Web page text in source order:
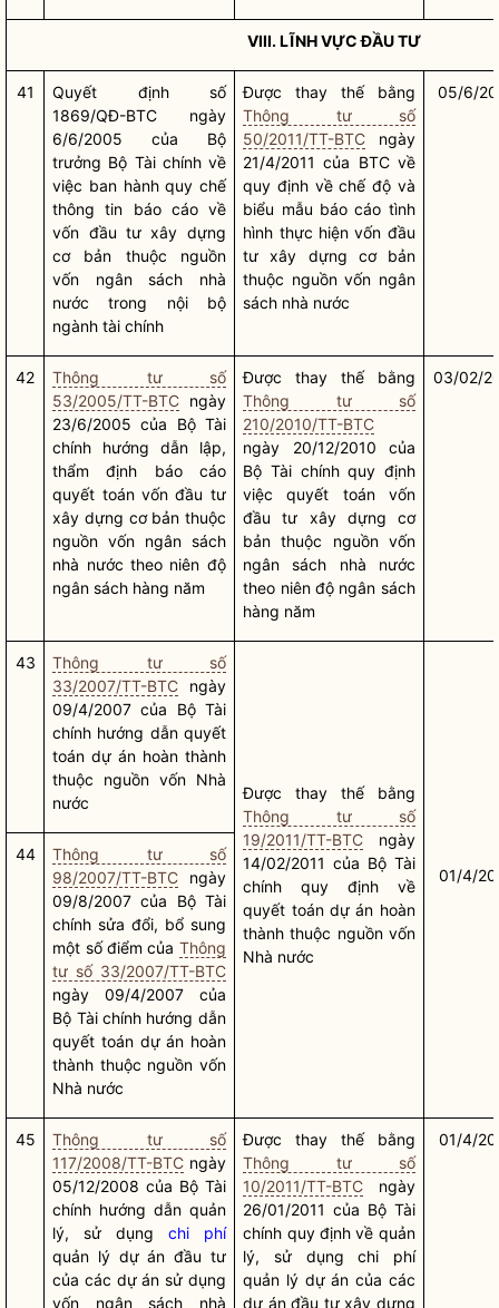
VIII. LĨNH VỰC ĐẦU TƯ
41
Quyết định số
1869/QĐ-BTC ngày
6/6/2005 của Bộ
trưởng Bộ Tài chính về
việc ban hànhquy chế
thông tin báo cáo về
vốn đầu tư xây dựng
cơ bản thuộc nguồn
vốn ngân sách nhà
nước trong nội bộ
ngành tài chính
Được thay thế bằng
Thông tư số
50/2011/TT-BTC ngày
21/4/2011 của BTC về
quy định về chế độ và
biểu mẫu báo cáo tình
hình thực hiện vốn đầu
tư xây dựng cơ bản
thuộc nguồn vốn ngân
sách nhà nước
05/6/
42
Thông tư số
53/2005/TT-BTC ngày
23/6/2005 của Bộ Tài
chính hướng dẫn lập,
thẩm định báo cáo
quyết toán vốn đầu tư
xây dựng cơ bản thuộc
nguồn vốn ngân sách
nhà nước theo niên độ
ngân sách hàng năm
Được thay thế bằng
Thông tư số
210/2010/TT-BTC
ngày 20/12/2010 của
Bộ Tài chính quy định
việc quyết toán vốn
đầu tư xây dựng cơ
bản thuộc nguồn vốn
ngân sách nhà nước
theo niên độ ngân sách
hàng năm
03/02/
43
Thông tư số
33/2007/TT-BTC ngày
09/4/2007 của Bộ Tài
chính hướng dẫn quyết
toán dự án hoàn thành
thuộc nguồn vốn Nhà
nước
Được thay thế bằng
Thông tư số
19/2011/TT-BTC ngày
14/02/2011 của Bộ Tài
chính quy định về
quyết toán dự án hoàn
thành thuộc nguồn vốn
Nhà nước
01/4/
44
Thông tư số
98/2007/TT-BTC ngày
09/8/2007 của Bộ Tài
chính sửa đổi, bổ sung
một số điểm của Thông
tư số 33/2007/TT-BTC
ngày 09/4/2007 của
Bộ Tài chính hướng dẫn
quyết toán dự án hoàn
thành thuộc nguồn vốn
Nhà nước
45
Thông tư số
117/2008/TT-BTC ngày
05/12/2008 của Bộ Tài
chính hướng dẫn quản
lý, sử dụng chi phí
quản lý dự án đầu tư
của các dự án sử dụng
vốn ngân sách nhà
Được thay thế bằng
Thông tư số
10/2011/TT-BTC ngày
26/01/2011 của Bộ Tài
chính quy định về quản
lý, sử dụngchi phí
quản lý dự án của các
dự án đầu tư xây dựng
01/4/